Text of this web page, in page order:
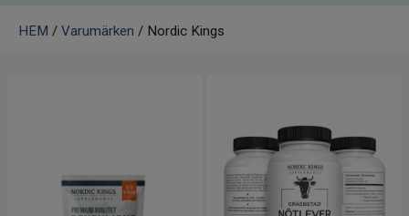
Transdermala plåster
HEM / Varumärken / Nordic Kings